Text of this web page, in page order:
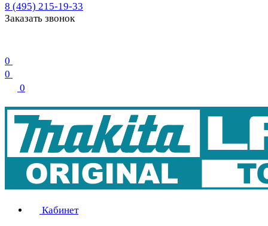
8 (495) 215-19-33
Заказать звонок
0
0
0
Кабинет